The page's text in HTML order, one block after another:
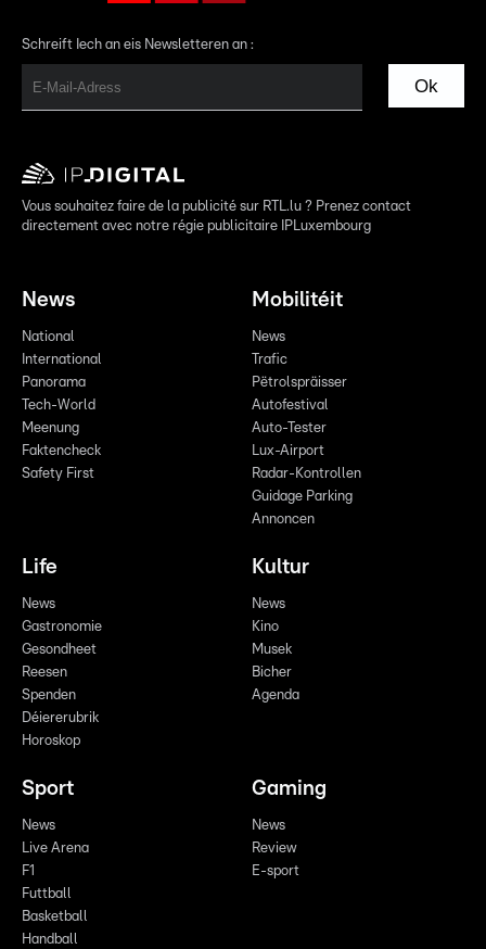
Schreift Iech an eis Newsletteren an :
Ok
Vous souhaitez faire de la publicité sur RTL.lu ? Prenez contact
directement avec notre régie publicitaire IPLuxembourg
News
National
International
Panorama
Tech-World
Meenung
Faktencheck
Safety First
Mobilitéit
News
Trafic
Pëtrolspräisser
Autofestival
Auto-Tester
Lux-Airport
Radar-Kontrollen
Guidage Parking
Annoncen
Life
News
Gastronomie
Gesondheet
Reesen
Spenden
Déiererubrik
Horoskop
Kultur
News
Kino
Musek
Bicher
Agenda
Sport
News
Live Arena
F1
Futtball
Basketball
Handball
Gaming
News
Review
E-sport